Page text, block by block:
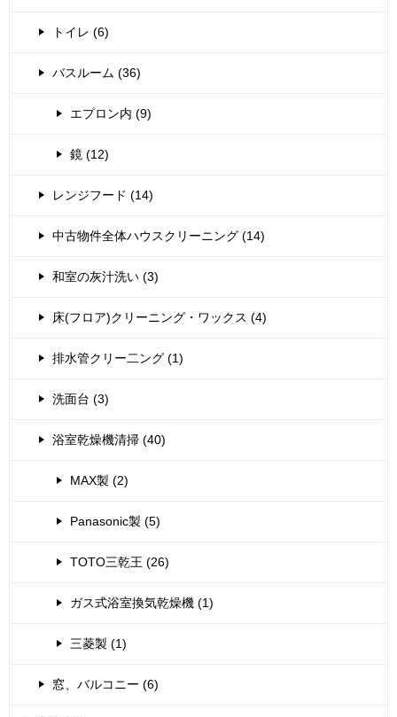
トイレ (6)
バスルーム (36)
エプロン内 (9)
鏡 (12)
レンジフード (14)
中古物件全体ハウスクリーニング (14)
和室の灰汁洗い (3)
床(フロア)クリーニング・ワックス (4)
排水管クリー二ング (1)
洗面台 (3)
浴室乾燥機清掃 (40)
MAX製 (2)
Panasonic製 (5)
TOTO三乾王 (26)
ガス式浴室換気乾燥機 (1)
三菱製 (1)
窓、バルコニー (6)